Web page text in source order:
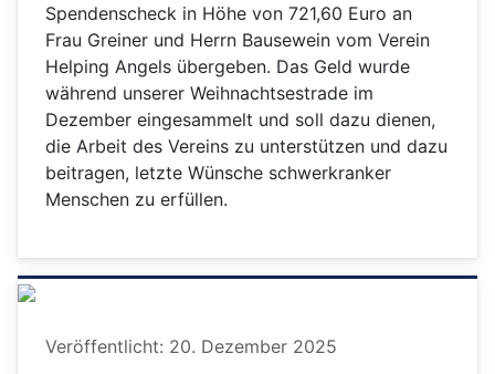
Spendenscheck in Höhe von 721,60 Euro an
Frau Greiner und Herrn Bausewein vom Verein
Helping Angels übergeben. Das Geld wurde
während unserer Weihnachtsestrade im
Dezember eingesammelt und soll dazu dienen,
die Arbeit des Vereins zu unterstützen und dazu
beitragen, letzte Wünsche schwerkranker
Menschen zu erfüllen.
Details
Veröffentlicht: 20. Dezember 2025